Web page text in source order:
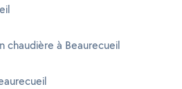
chaudière à Beaurecueil